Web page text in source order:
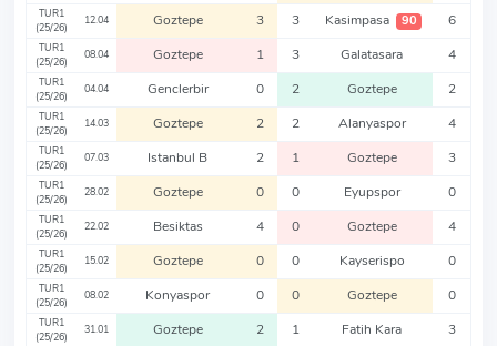
TUR1
(25/26)
12.04 Goztepe 3 3 Kasimpasa 90 6
TUR1
(25/26)
08.04 Goztepe 1 3 Galatasara 4
TUR1
(25/26)
04.04 Genclerbir 0 2 Goztepe 2
TUR1
(25/26)
14.03 Goztepe 2 2 Alanyaspor 4
TUR1
(25/26)
07.03 Istanbul B 2 1 Goztepe 3
TUR1
(25/26)
28.02 Goztepe 0 0 Eyupspor 0
TUR1
(25/26)
22.02 Besiktas 4 0 Goztepe 4
TUR1
(25/26)
15.02 Goztepe 0 0 Kayserispo 0
TUR1
(25/26)
08.02 Konyaspor 0 0 Goztepe 0
TUR1
(25/26)
31.01 Goztepe 2 1 Fatih Kara 3